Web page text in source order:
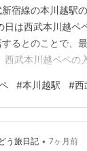
宿線の本川越駅
日は西武本川越ペ
るとのことで、
西武本川越ペペの
くの店があるの
ることができる
行きたいと思う
店の名前はポポン
#本川越駅 #西
う旅日記 • 7ヶ月前